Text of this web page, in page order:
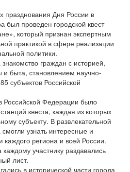
празднования Дня России в
был проведен городской квест
который признан экспертным
практикой в сфере реализации
политики.
граждан с историей,
и быта, становлением научно-
субъектов Российской
Российской Федерации было
квеста, каждая из которых
субъекту. В развлекательной
узнать интересные и
каждого региона и всей России.
участнику раздавались
лист.
в исторической части города